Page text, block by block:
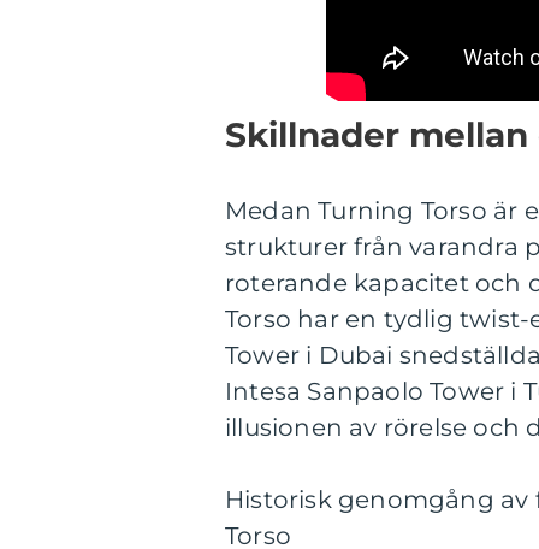
Skillnader
Medan Turning Torso är
strukturer från varandra
roterande kapacitet och
Torso har en tydlig
Tower i Dubai
Intesa Sanpaolo Tower i
illusionen av rörelse och
Historisk genomgång
Torso